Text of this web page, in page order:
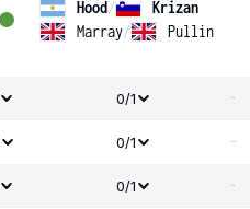
Hood/
Krizan
Marray/ Pullin
0/1 -
0/1 -
0/1 -